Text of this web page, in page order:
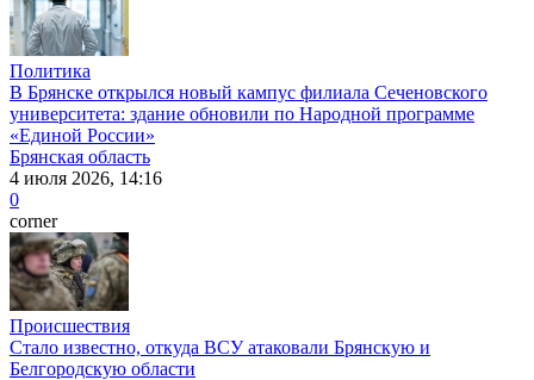
Политика
В Брянске открылся новый кампус филиала Сеченовского
университета: здание обновили по Народной программе
«Единой России»
Брянская область
4 июля 2026, 14:16
0
corner
Происшествия
Стало известно, откуда ВСУ атаковали Брянскую и
Белгородскую области